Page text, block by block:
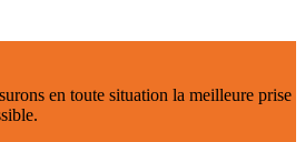
en toute situation la meilleure prise